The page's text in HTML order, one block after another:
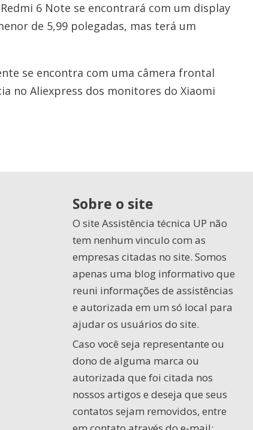
6 Note se encontrará com um display
de 5,99 polegadas, mas terá um
se encontra com uma câmera frontal
no Aliexpress dos monitores do Xiaomi
Sobre o site
O site Assistência técnica UP não
tem nenhum vinculo com as
empresas citadas no site. Somos
apenas uma blog informativo que
reuni informações de assistências
e autorizada em um só local para
ajudar os usuários do site.
Caso você seja representante ou
dono de alguma marca ou
autorizada que foi citada nos
nossos artigos e deseja que seus
contatos sejam removidos, entre